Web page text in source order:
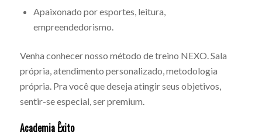
Apaixonado por esportes, leitura,
empreendedorismo.
Venha conhecer nosso método de treino NEXO. Sala
própria, atendimento personalizado, metodologia
própria. Pra você que deseja atingir seus objetivos,
sentir-se especial, ser premium.
Academia Êxito